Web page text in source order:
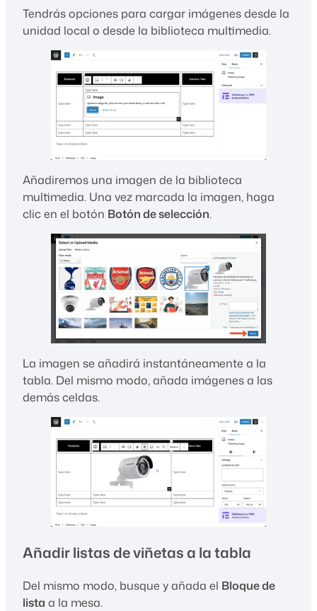
Tendrás opciones para cargar imágenes desde la
unidad local o desde la biblioteca multimedia.
Añadiremos una imagen de la biblioteca
multimedia. Una vez marcada la imagen, haga
clic en el botón Botón de selección.
La imagen se añadirá instantáneamente a la
tabla. Del mismo modo, añada imágenes a las
demás celdas.
Añadir listas de viñetas a la tabla
Del mismo modo, busque y añada el Bloque de
lista a la mesa.